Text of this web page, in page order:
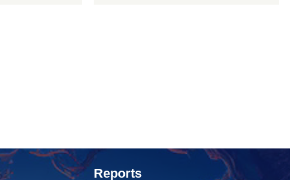
Reports